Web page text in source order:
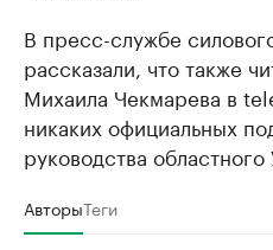
В пресс-службе
рассказали, что также
Михаила Чекмарева в
никаких официальных
руководства
АвторыТеги